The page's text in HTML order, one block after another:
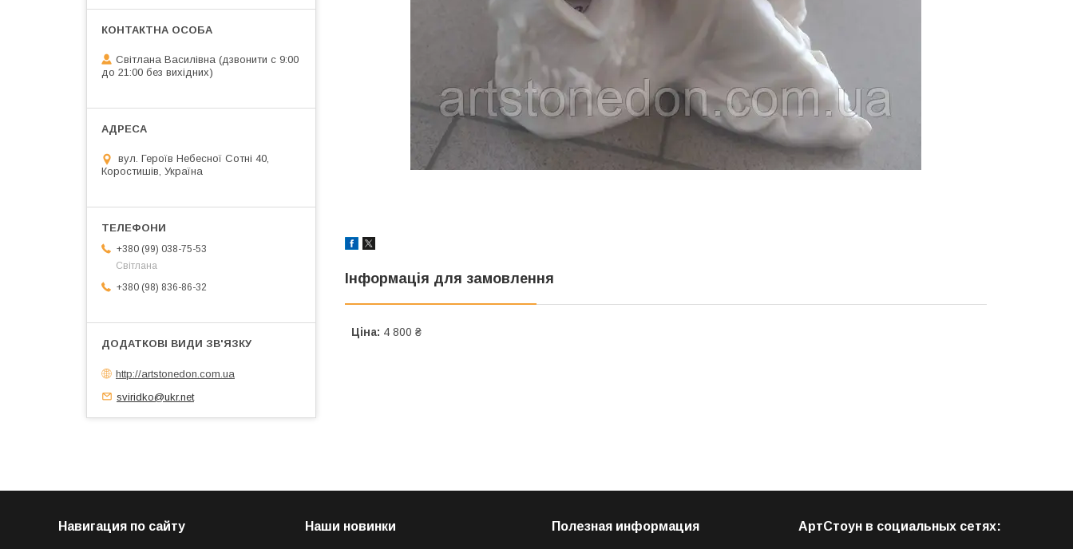
Інформація для замовлення
Ціна: 4 800 ₴
Світлана Василівна (дзвонити с 9:00
до 21:00 без вихідних)
вул. Героїв Небесної Сотні 40,
Коростишів, Україна
+380 (99) 038-75-53
Світлана
+380 (98) 836-86-32
http://artstonedon.com.ua
sviridko@ukr.net
Навигация по сайту Наши новинки Полезная информация АртСтоун в социальных сетях: